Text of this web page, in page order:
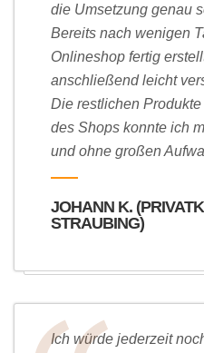
die Umsetzung genau
Bereits nach wenigen
Onlineshop fertig
anschließend leicht
Die restlichen
des Shops konnte ich
und ohne großen
JOHANN K.
STRAUBING)
Ich würde jederzeit